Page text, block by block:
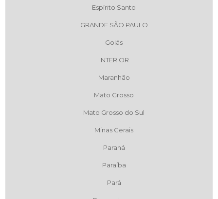
Espírito Santo
GRANDE SÃO PAULO
Goiás
INTERIOR
Maranhão
Mato Grosso
Mato Grosso do Sul
Minas Gerais
Paraná
Paraíba
Pará